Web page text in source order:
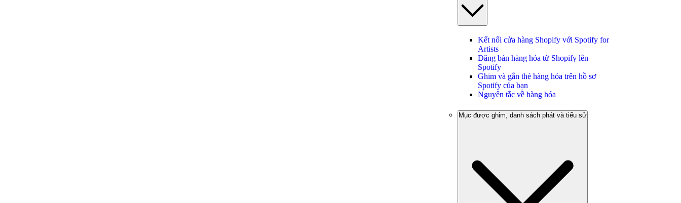
Kết nối cửa hàng Shopify với Spotify for
Artists
Đăng bán hàng hóa từ Shopify lên
Spotify
Ghim và gắn thẻ hàng hóa trên hồ sơ
Spotify của bạn
Nguyên tắc về hàng hóa
Mục được ghim, danh sách phát và tiểu sử